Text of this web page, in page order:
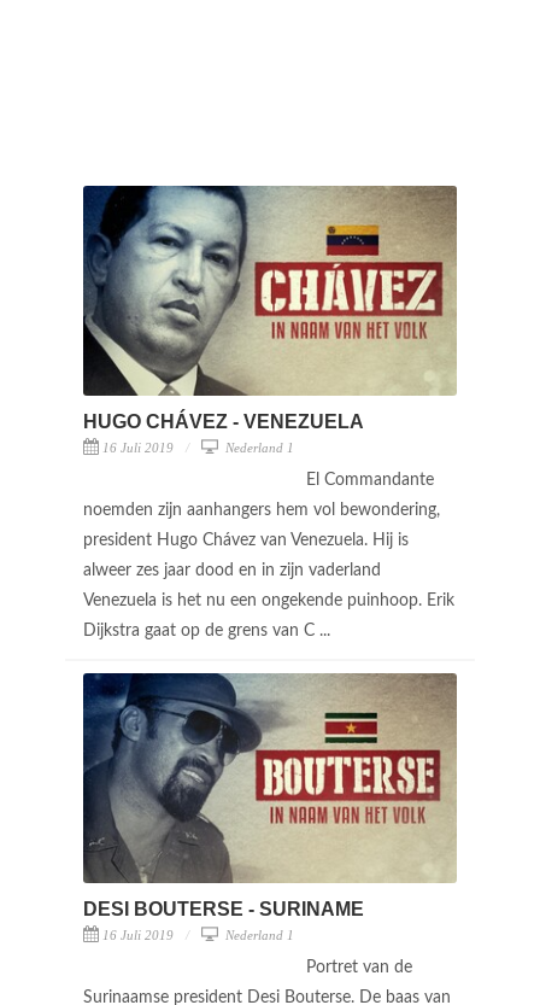
HUGO CHÁVEZ - VENEZUELA
16 Juli 2019 Nederland 1
El Commandante
noemden zijn aanhangers hem vol bewondering,
president Hugo Chávez van Venezuela. Hij is
alweer zes jaar dood en in zijn vaderland
Venezuela is het nu een ongekende puinhoop. Erik
Dijkstra gaat op de grens van C ...
DESI BOUTERSE - SURINAME
16 Juli 2019 Nederland 1
Portret van de
Surinaamse president Desi Bouterse. De baas van